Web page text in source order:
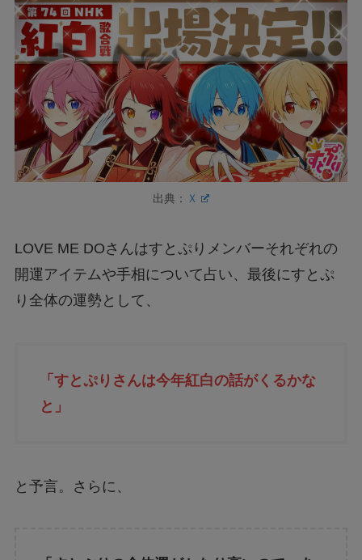
出典： Ｘ
LOVE ME DOさんはすとぷりメンバーそれぞれの
開運アイテムや手相について占い、最後にすとぷ
り全体の運勢として、
「すとぷりさんは今年紅白の話がくるかな
と」
と予言。さらに、